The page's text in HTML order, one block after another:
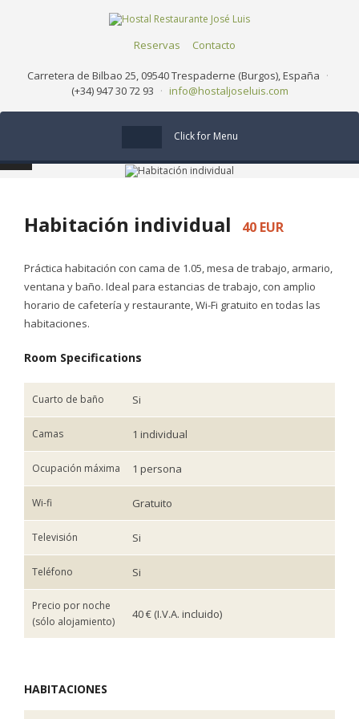
Reservas Contacto
Carretera de Bilbao 25, 09540 Trespaderne (Burgos), España ·
(+34) 947 30 72 93 · info@hostaljoseluis.com
Click for Menu
Habitación individual 40 EUR
Práctica habitación con cama de 1.05, mesa de trabajo, armario,
ventana y baño. Ideal para estancias de trabajo, con amplio
horario de cafetería y restaurante, Wi-Fi gratuito en todas las
habitaciones.
Room Specifications
Cuarto de baño Si
Camas 1 individual
Ocupación máxima 1 persona
Wi-fi Gratuito
Televisión Si
Teléfono Si
Precio por noche
(sólo alojamiento)
40 € (I.V.A. incluido)
HABITACIONES